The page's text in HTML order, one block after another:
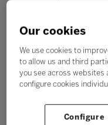
educação em
presidente da Bett,
Conselho irá
inovação em
educacional do
Os integrantes do
Our cookies
We use cookies to
to allow us and third
you see across websites
configure cookies
Configure